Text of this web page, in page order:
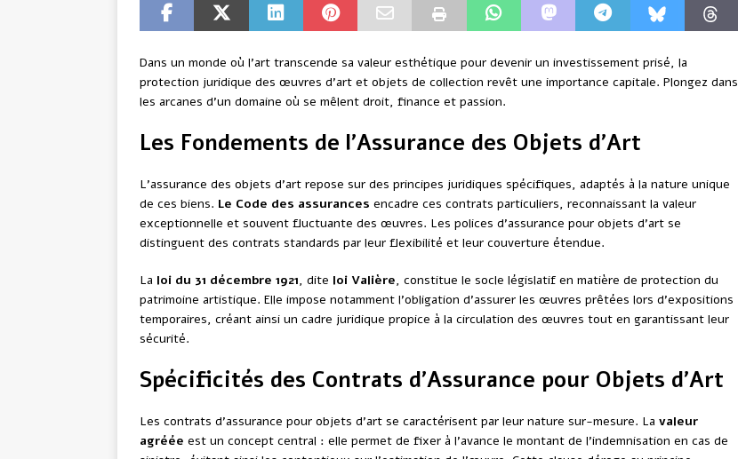
Dans un monde où l’art transcende sa valeur esthétique pour devenir un investissement prisé, la
protection juridique des œuvres d’art et objets de collection revêt une importance capitale. Plongez dans
les arcanes d’un domaine où se mêlent droit, finance et passion.
Les Fondements de l’Assurance des Objets d’Art
L’assurance des objets d’art repose sur des principes juridiques spécifiques, adaptés à la nature unique
de ces biens. Le Code des assurances encadre ces contrats particuliers, reconnaissant la valeur
exceptionnelle et souvent fluctuante des œuvres. Les polices d’assurance pour objets d’art se
distinguent des contrats standards par leur flexibilité et leur couverture étendue.
La loi du 31 décembre 1921, dite loi Valière, constitue le socle législatif en matière de protection du
patrimoine artistique. Elle impose notamment l’obligation d’assurer les œuvres prêtées lors d’expositions
temporaires, créant ainsi un cadre juridique propice à la circulation des œuvres tout en garantissant leur
sécurité.
Spécificités des Contrats d’Assurance pour Objets d’Art
Les contrats d’assurance pour objets d’art se caractérisent par leur nature sur-mesure. La valeur
agréée est un concept central : elle permet de fixer à l’avance le montant de l’indemnisation en cas de